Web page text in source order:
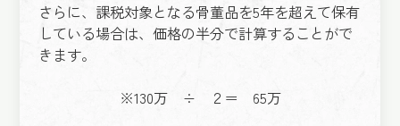
さらに、課税対象となる骨董品を5年を超えて保有
している場合は、価格の半分で計算することがで
きます。
※130万 ÷ ２＝ 65万